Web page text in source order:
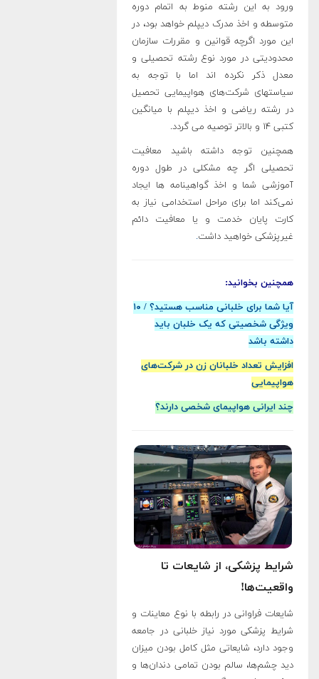
ورود به این رشته منوط به اتمام دوره
متوسطه و اخذ مدرک دیپلم خواهد بود، در
این مورد اگرچه قوانین و مقررات سازمان
محدودیتی در مورد نوع رشته تحصیلی و
معدل ذکر نکرده اند اما با توجه به
سیاستهای شرکت‌های هواپیمایی تحصیل
در رشته ریاضی و اخذ دیپلم با میانگین
کتبی ۱۴ و بالاتر توصیه می گردد.
همچنین توجه داشته باشید معافیت
تحصیلی اگر چه مشکلی در طول دوره
آموزشی شما و اخذ گواهینامه ها ایجاد
نمی‌کند اما برای مراحل استخدامی نیاز به
کارت پایان خدمت و یا معافیت دائم
غیرپزشکی خواهید داشت.
همچنین بخوانید:
آیا شما برای خلبانی مناسب هستید؟ / ۱۰
ویژگی شخصیتی که یک خلبان باید
داشته باشد
افزایش تعداد خلبانان زن در شرکت‌های
هواپیمایی
چند ایرانی هواپیمای شخصی دارند؟
شرایط پزشکی، از شایعات تا
واقعیت‌ها!
شایعات فراوانی در رابطه با نوع معاینات و
شرایط پزشکی مورد نیاز خلبانی در جامعه
وجود دارد، شایعاتی مثل کامل بودن میزان
دید چشم‌ها، سالم بودن تمامی دندان‌ها و